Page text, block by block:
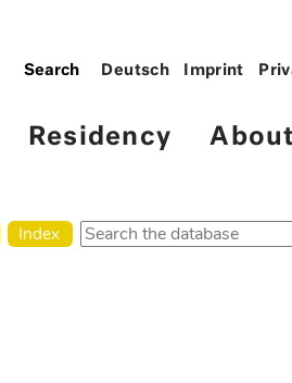
Residency
Deutsch Imprint
Index